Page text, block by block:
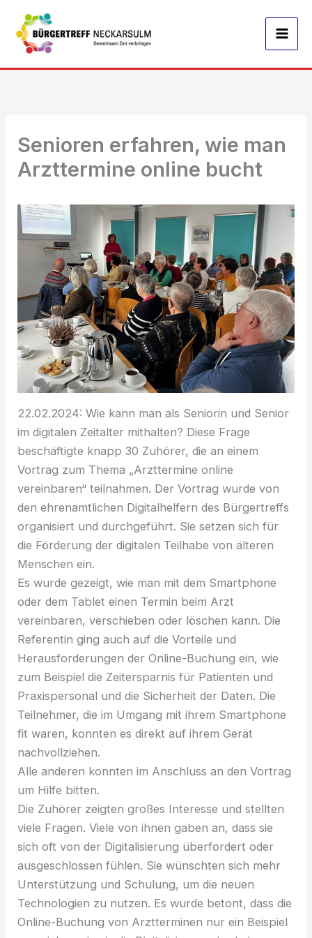
Inhalt
springen
Senioren erfahren, wie man
Arzttermine online bucht
22.02.2024: Wie kann man als Seniorin und Senior
im digitalen Zeitalter mithalten? Diese Frage
beschäftigte knapp 30 Zuhörer, die an einem
Vortrag zum Thema „Arzttermine online
vereinbaren“ teilnahmen. Der Vortrag wurde von
den ehrenamtlichen Digitalhelfern des Bürgertreffs
organisiert und durchgeführt. Sie setzen sich für
die Förderung der digitalen Teilhabe von älteren
Menschen ein.
Es wurde gezeigt, wie man mit dem Smartphone
oder dem Tablet einen Termin beim Arzt
vereinbaren, verschieben oder löschen kann. Die
Referentin ging auch auf die Vorteile und
Herausforderungen der Online-Buchung ein, wie
zum Beispiel die Zeitersparnis für Patienten und
Praxispersonal und die Sicherheit der Daten. Die
Teilnehmer, die im Umgang mit ihrem Smartphone
fit waren, konnten es direkt auf ihrem Gerät
nachvollziehen.
Alle anderen konnten im Anschluss an den Vortrag
um Hilfe bitten.
Die Zuhörer zeigten großes Interesse und stellten
viele Fragen. Viele von ihnen gaben an, dass sie
sich oft von der Digitalisierung überfordert oder
ausgeschlossen fühlen. Sie wünschten sich mehr
Unterstützung und Schulung, um die neuen
Technologien zu nutzen. Es wurde betont, dass die
Online-Buchung von Arztterminen nur ein Beispiel